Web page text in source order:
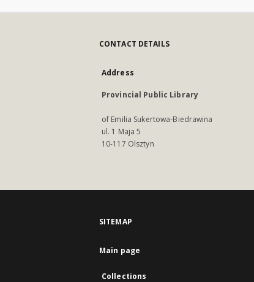
CONTACT DETAILS
Address
Provincial Public Library
of Emilia Sukertowa-Biedrawina
ul. 1 Maja 5
10-117 Olsztyn
SITEMAP
Main page
Collections